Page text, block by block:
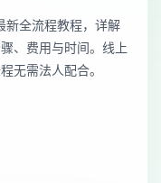
新全流程教程，详解
、费用与时间。线上
无需法人配合。